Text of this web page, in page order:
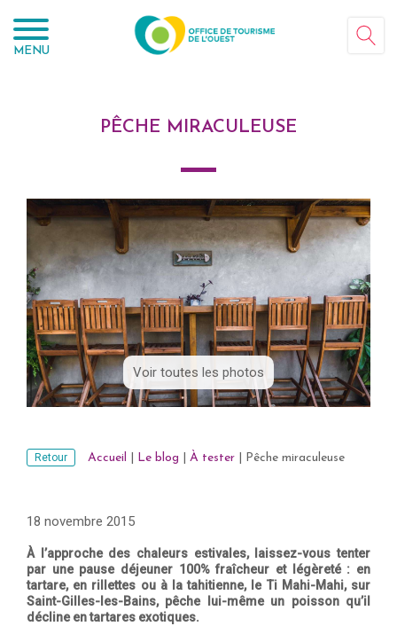
MENU
PÊCHE MIRACULEUSE
Voir toutes les photos
Retour Accueil Le blog À tester Pêche miraculeuse
18 novembre 2015
À l’approche des chaleurs estivales, laissez-vous tenter
par une pause déjeuner 100% fraîcheur et légèreté : en
tartare, en rillettes ou à la tahitienne, le Ti Mahi-Mahi, sur
Saint-Gilles-les-Bains, pêche lui-même un poisson qu’il
décline en tartares exotiques.